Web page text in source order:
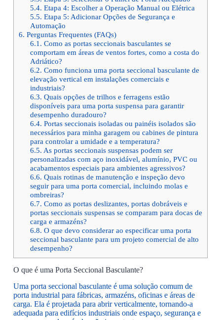
5.4. Etapa 4: Escolher a Operação Manual ou Elétrica
5.5. Etapa 5: Adicionar Opções de Segurança e
Automação
6. Perguntas Frequentes (FAQs)
6.1. Como as portas seccionais basculantes se
comportam em áreas de ventos fortes, como a costa do
Adriático?
6.2. Como funciona uma porta seccional basculante de
elevação vertical em instalações comerciais e
industriais?
6.3. Quais opções de trilhos e ferragens estão
disponíveis para uma porta suspensa para garantir
desempenho duradouro?
6.4. Portas seccionais isoladas ou painéis isolados são
necessários para minha garagem ou cabines de pintura
para controlar a umidade e a temperatura?
6.5. As portas seccionais suspensas podem ser
personalizadas com aço inoxidável, alumínio, PVC ou
acabamentos especiais para ambientes agressivos?
6.6. Quais rotinas de manutenção e inspeção devo
seguir para uma porta comercial, incluindo molas e
ombreiras?
6.7. Como as portas deslizantes, portas dobráveis e
portas seccionais suspensas se comparam para docas de
carga e armazéns?
6.8. O que devo considerar ao especificar uma porta
seccional basculante para um projeto comercial de alto
desempenho?
O que é uma Porta Seccional Basculante?
Uma porta seccional basculante é uma solução comum de
porta industrial para fábricas, armazéns, oficinas e áreas de
carga. Ela é projetada para abrir verticalmente, tornando-a
adequada para edifícios industriais onde espaço, segurança e